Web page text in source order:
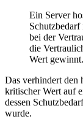
Ein Server
bei der
die
Wert gewinnt.
Das verhindert den
kritischer Wert auf
dessen
wurde.